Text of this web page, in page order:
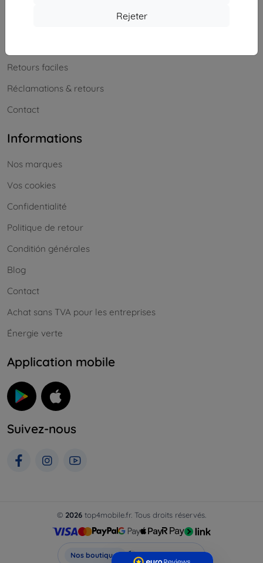
Rejeter
Retours faciles
Réclamations & retours
Contact
Informations
Nos marques
Vos cookies
Confidentialité
Politique de retour
Conditión générales
Blog
Contact
Achat sans TVA pour les entreprises
Énergie verte
Application mobile
Suivez-nous
© 2026 top4mobile.fr. Tous droits réservés.
Nos boutiques Top4Mobile.fr